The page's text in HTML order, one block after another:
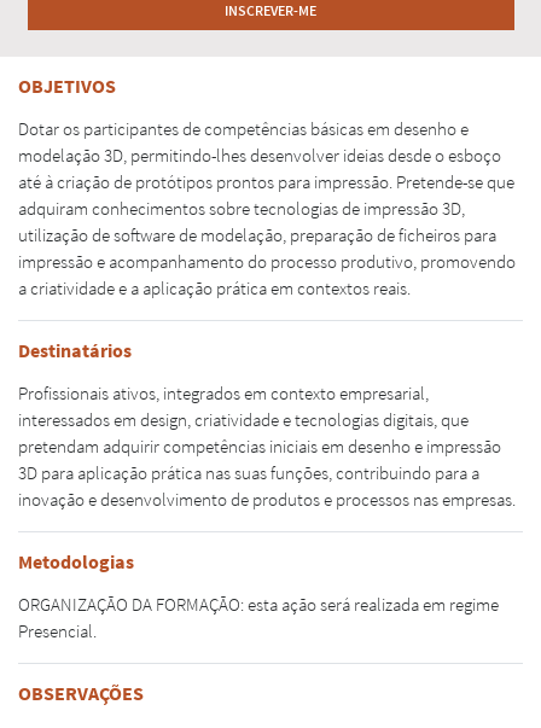
INSCREVER-ME
OBJETIVOS
Dotar os participantes de competências básicas em desenho e
modelação 3D, permitindo-lhes desenvolver ideias desde o esboço
até à criação de protótipos prontos para impressão. Pretende-se que
adquiram conhecimentos sobre tecnologias de impressão 3D,
utilização de software de modelação, preparação de ficheiros para
impressão e acompanhamento do processo produtivo, promovendo
a criatividade e a aplicação prática em contextos reais.
Destinatários
Profissionais ativos, integrados em contexto empresarial,
interessados em design, criatividade e tecnologias digitais, que
pretendam adquirir competências iniciais em desenho e impressão
3D para aplicação prática nas suas funções, contribuindo para a
inovação e desenvolvimento de produtos e processos nas empresas.
Metodologias
ORGANIZAÇÃO DA FORMAÇÃO: esta ação será realizada em regime
Presencial.
OBSERVAÇÕES